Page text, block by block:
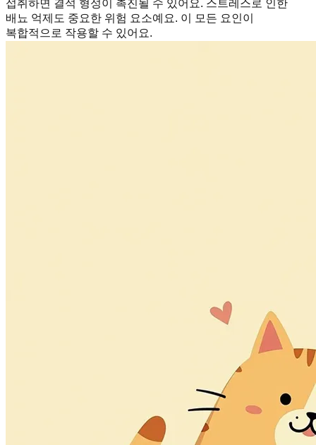
섭취하면 결석 형성이 촉진될 수 있어요. 스트레스로 인한
배뇨 억제도 중요한 위험 요소예요. 이 모든 요인이
복합적으로 작용할 수 있어요.